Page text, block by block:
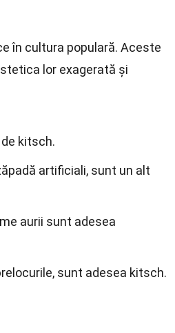
în cultura populară. Aceste
lor exagerată și
kitsch.
artificiali, sunt un alt
aurii sunt adesea
sunt adesea kitsch.